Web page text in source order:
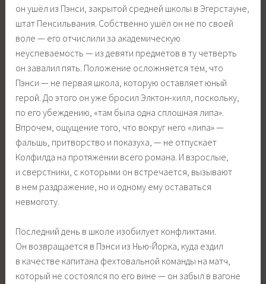
он ушёл из Пэнси, закрытой средней школы в Эгерстауне,
штат Пенсильвания. Собственно ушёл он не по своей
воле — его отчислили за академическую
неуспеваемость — из девяти предметов в ту четверть
он завалил пять. Положение осложняется тем, что
Пэнси — не первая школа, которую оставляет юный
герой. До этого он уже бросил Элктон-хилл, поскольку,
по его убеждению, «там была одна сплошная липа».
Впрочем, ощущение того, что вокруг него «липа» —
фальшь, притворство и показуха, — не отпускает
Колфилда на протяжении всего романа. И взрослые,
и сверстники, с которыми он встречается, вызывают
в нем раздражение, но и одному ему оставаться
невмоготу.
Последний день в школе изобилует конфликтами.
Он возвращается в Пэнси из Нью-Йорка, куда ездил
в качестве капитана фехтовальной команды на матч,
который не состоялся по его вине — он забыл в вагоне